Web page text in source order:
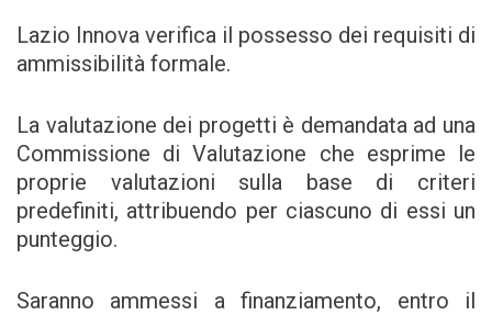
Lazio Innova verifica il possesso dei requisiti di
ammissibilità formale.
La valutazione dei progetti è demandata ad una
Commissione di Valutazione che esprime le
proprie valutazioni sulla base di criteri
predefiniti, attribuendo per ciascuno di essi un
punteggio.
Saranno ammessi a finanziamento, entro il